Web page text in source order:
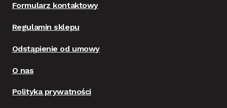
Formularz kontaktowy
Regulamin sklepu
Odstąpienie od umowy
O nas
Polityka prywatności